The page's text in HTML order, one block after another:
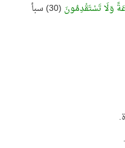
وَلَا تَسْتَقْدِمُونَ (30) سبأ